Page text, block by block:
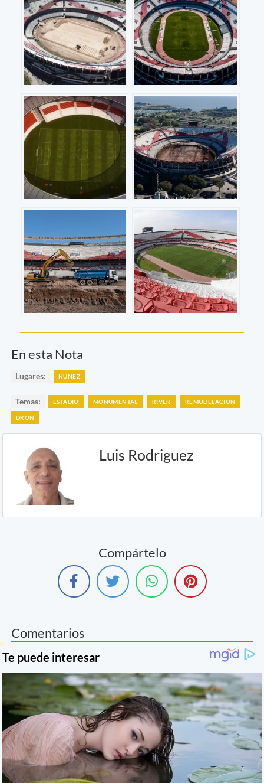
En esta Nota
Lugares: NUÑEZ
Temas: ESTADIO MONUMENTAL RIVER REMODELACION
DRON
Luis Rodriguez
Compártelo
Comentarios